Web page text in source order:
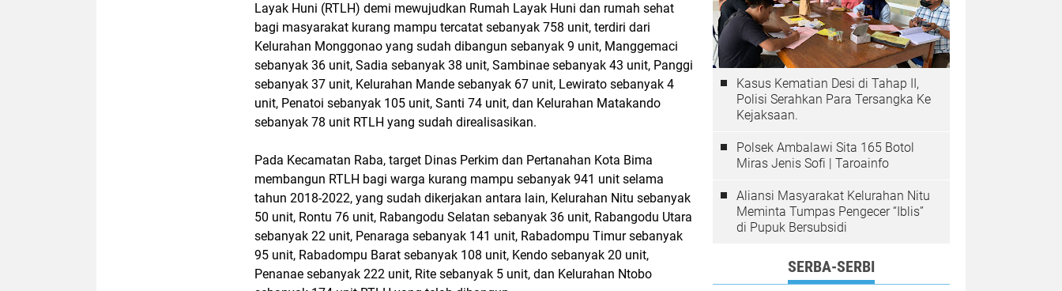
Layak Huni (RTLH) demi mewujudkan Rumah Layak Huni dan rumah sehat
bagi masyarakat kurang mampu tercatat sebanyak 758 unit, terdiri dari
Kelurahan Monggonao yang sudah dibangun sebanyak 9 unit, Manggemaci
sebanyak 36 unit, Sadia sebanyak 38 unit, Sambinae sebanyak 43 unit, Panggi
sebanyak 37 unit, Kelurahan Mande sebanyak 67 unit, Lewirato sebanyak 4
unit, Penatoi sebanyak 105 unit, Santi 74 unit, dan Kelurahan Matakando
sebanyak 78 unit RTLH yang sudah direalisasikan.
Pada Kecamatan Raba, target Dinas Perkim dan Pertanahan Kota Bima
membangun RTLH bagi warga kurang mampu sebanyak 941 unit selama
tahun 2018-2022, yang sudah dikerjakan antara lain, Kelurahan Nitu sebanyak
50 unit, Rontu 76 unit, Rabangodu Selatan sebanyak 36 unit, Rabangodu Utara
sebanyak 22 unit, Penaraga sebanyak 141 unit, Rabadompu Timur sebanyak
95 unit, Rabadompu Barat sebanyak 108 unit, Kendo sebanyak 20 unit,
Penanae sebanyak 222 unit, Rite sebanyak 5 unit, dan Kelurahan Ntobo
Kasus Kematian Desi di Tahap II,
Polisi Serahkan Para Tersangka Ke
Kejaksaan.
Polsek Ambalawi Sita 165 Botol
Miras Jenis Sofi | Taroainfo
Aliansi Masyarakat Kelurahan Nitu
Meminta Tumpas Pengecer “Iblis”
di Pupuk Bersubsidi
SERBA-SERBI